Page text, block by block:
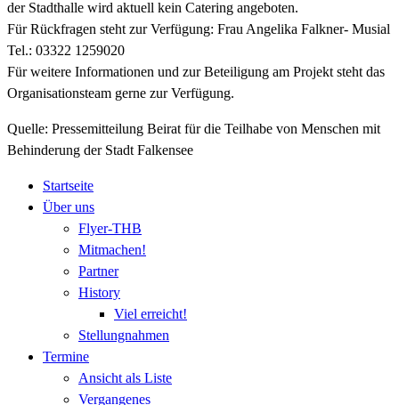
der Stadthalle wird aktuell kein Catering angeboten.
Für Rückfragen steht zur Verfügung: Frau Angelika Falkner- Musial
Tel.: 03322 1259020
Für weitere Informationen und zur Beteiligung am Projekt steht das
Organisationsteam gerne zur Verfügung.
Quelle: Pressemitteilung Beirat für die Teilhabe von Menschen mit
Behinderung der Stadt Falkensee
Startseite
Über uns
Flyer-THB
Mitmachen!
Partner
History
Viel erreicht!
Stellungnahmen
Termine
Ansicht als Liste
Vergangenes